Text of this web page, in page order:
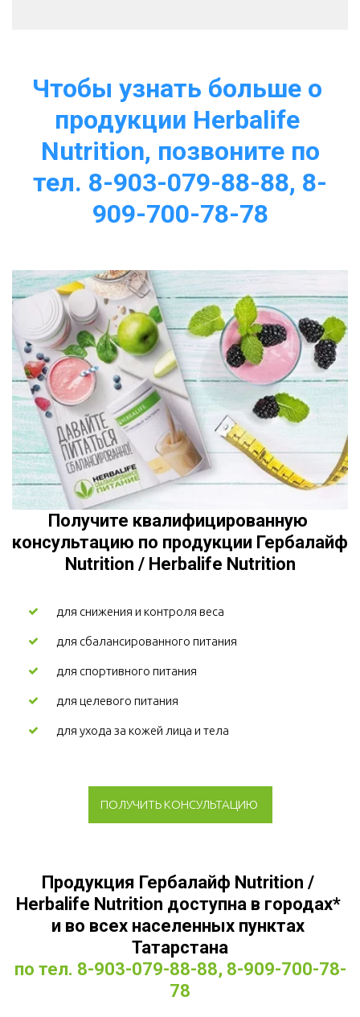
Чтобы узнать больше о
продукции Herbalife
Nutrition, позвоните по
тел. 8-903-079-88-88, 8-
909-700-78-78
Получите квалифицированную
консультацию по продукции Гербалайф
Nutrition / Herbalife Nutrition
для снижения и контроля веса
для сбалансированного питания
для спортивного питания
для целевого питания
для ухода за кожей лица и тела
ПОЛУЧИТЬ КОНСУЛЬТАЦИЮ
Продукция Гербалайф Nutrition /
Herbalife Nutrition доступна в городах*
и во всех населенных пунктах
Татарстана
по тел. 8-903-079-88-88, 8-909-700-78-
78